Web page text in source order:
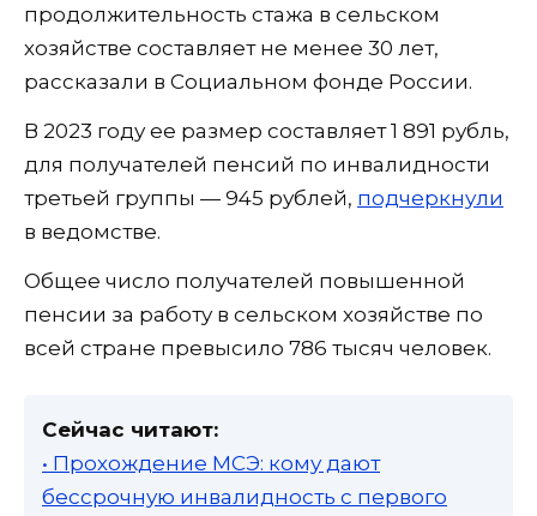
продолжительность стажа в сельском
хозяйстве составляет не менее 30 лет,
рассказали в Социальном фонде России.
В 2023 году ее размер составляет 1 891 рубль,
для получателей пенсий по инвалидности
третьей группы — 945 рублей, подчеркнули
в ведомстве.
Общее число получателей повышенной
пенсии за работу в сельском хозяйстве по
всей стране превысило 786 тысяч человек.
Сейчас читают:
• Прохождение МСЭ: кому дают
бессрочную инвалидность с первого